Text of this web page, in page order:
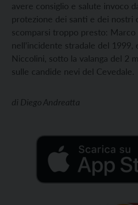
avere consiglio e salute invoco
protezione dei santi e dei nostri
scomparsi troppo presto: Marco
nell’incidente stradale del 1999,
Niccolini, sotto la valanga del 2
sulle candide nevi del Cevedale.
di Diego Andreatta